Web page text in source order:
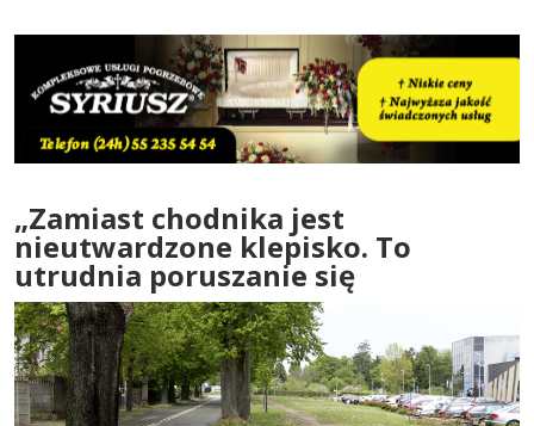
„Zamiast chodnika jest
nieutwardzone klepisko. To
utrudnia poruszanie się